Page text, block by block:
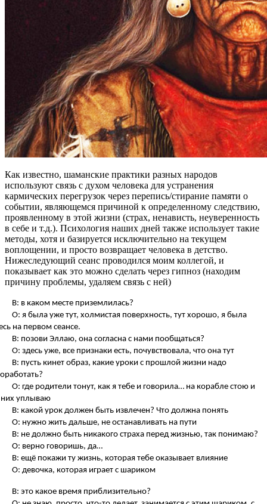
Как известно, шаманские практики разных народов
используют связь с духом человека для устранения
кармических перегрузок через перепись/стирание памяти о
событии, являющемся причиной к определенному следствию,
проявленному в этой жизни (страх, ненависть, неуверенность
в себе и т.д.). Психология наших дней также использует такие
методы, хотя и базируется исключительно на текущем
воплощении, и просто возвращает человека в детство.
Нижеследующий сеанс проводился моим коллегой, и
показывает как это можно сделать через гипноз (находим
причину проблемы, удаляем связь с ней)
В: в каком месте приземлилась?
О: я была уже тут, холмистая поверхность, тут хорошо, я была
на первом сеансе.
В: позови Эллаю, она согласна с нами пообщаться?
О: здесь уже, все признаки есть, почувствовала, что она тут
В: пусть кинет образ, какие уроки с прошлой жизни надо
О: где родители тонут, как я тебе и говорила… на корабле стою и
них уплываю
В: какой урок должен быть извлечен? Что должна понять
О: нужно жить дальше, не останавливать на пути
В: не должно быть никакого страха перед жизнью, так понимаю?
О: верно говоришь, да…
В: ещё покажи ту жизнь, которая тебе оказывает влияние
О: девочка, которая играет с шариком
В: это какое время приблизительно?